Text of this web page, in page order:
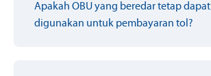
Apakah OBU yang beredar tetap dapat
digunakan untuk pembayaran tol?